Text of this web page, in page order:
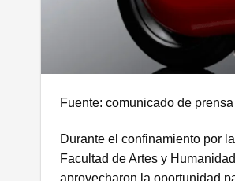
Fuente: comunicado de
Durante el confinamiento por
Facultad de Artes y
aprovecharon la oportunidad